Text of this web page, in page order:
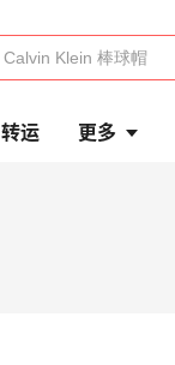
转运 更多